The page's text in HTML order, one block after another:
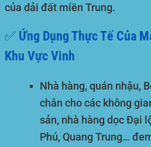
của dải đất miền Trung.
✅ Ứng Dụng Thực Tế Của
Khu Vực Vinh
Nhà hàng, quán nhậu,
chắn cho các không
sản, nhà hàng dọc Đại
Phú, Quang Trung…